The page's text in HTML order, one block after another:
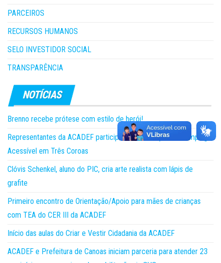
PARCEIROS
RECURSOS HUMANOS
SELO INVESTIDOR SOCIAL
TRANSPARÊNCIA
Brenno recebe prótese com estilo de herói!
Representantes da ACADEF participam da 5ª edição do Camping
Acessível em Três Coroas
Clóvis Schenkel, aluno do PIC, cria arte realista com lápis de
grafite
Primeiro encontro de Orientação/Apoio para mães de crianças
com TEA do CER III da ACADEF
Início das aulas do Criar e Vestir Cidadania da ACADEF
ACADEF e Prefeitura de Canoas iniciam parceria para atender 23